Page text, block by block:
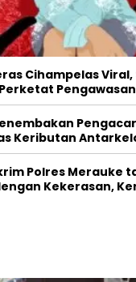
Cihampelas Viral,
Pengawasan
Keributan
Polres Merauke
Kekerasan,